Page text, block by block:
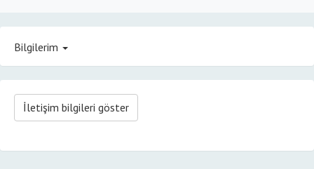
Bilgilerim
İletişim bilgileri göster